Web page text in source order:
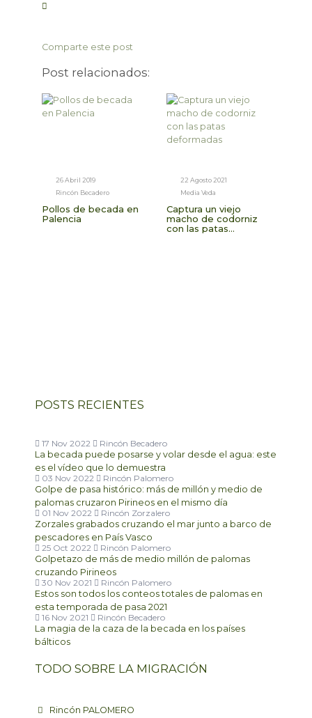
Comparte este post
Post relacionados:
26 Abril 2019
Rincón Becadero
Pollos de becada en
Palencia
22 Agosto 2021
Media Veda
Captura un viejo
macho de codorniz
con las patas
POSTS RECIENTES
17 Nov 2022
Rincón Becadero
La becada puede posarse y volar desde el agua: este
es el vídeo que lo demuestra
03 Nov 2022
Rincón Palomero
Golpe de pasa histórico: más de millón y medio de
palomas cruzaron Pirineos en el mismo día
01 Nov 2022
Rincón Zorzalero
Zorzales grabados cruzando el mar junto a barco de
pescadores en País Vasco
25 Oct 2022
Rincón Palomero
Golpetazo de más de medio millón de palomas
cruzando Pirineos
30 Nov 2021
Rincón Palomero
Estos son todos los conteos totales de palomas en
esta temporada de pasa 2021
16 Nov 2021
Rincón Becadero
La magia de la caza de la becada en los países
bálticos
TODO SOBRE LA MIGRACIÓN
Rincón PALOMERO